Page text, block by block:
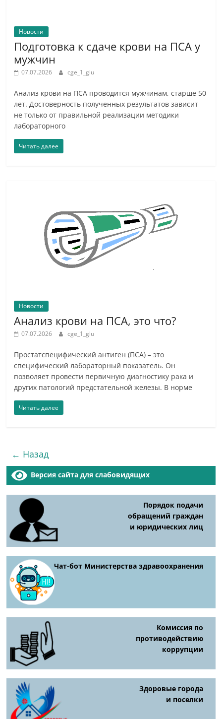
Новости
Подготовка к сдаче крови на ПСА у
мужчин
07.07.2026 cge_1_glu
Анализ крови на ПСА проводится мужчинам, старше 50
лет. Достоверность полученных результатов зависит
не только от правильной реализации методики
лабораторного
Читать далее
Новости
Анализ крови на ПСА, это что?
07.07.2026 cge_1_glu
Простатспецифический антиген (ПСА) – это
специфический лабораторный показатель. Он
позволяет провести первичную диагностику рака и
других патологий предстательной железы. В норме
Читать далее
← Назад
Версия сайта для слабовидящих
Порядок подачи
обращений граждан
и юридических лиц
Чат-бот Министерства здравоохранения
Комиссия по
противодействию
коррупции
Здоровые города
и поселки